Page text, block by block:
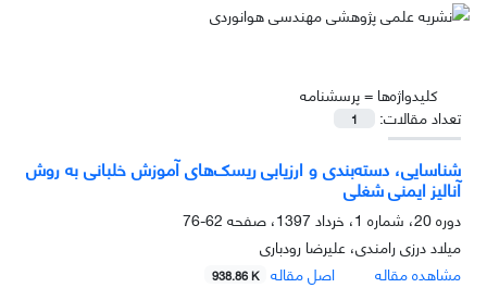
کلیدواژه‌ها =پرسشنامه
تعداد مقالات:
1
شناسایی، دسته‌بندی و ارزیابی ریسک‌های آموزش خلبانی به روش
آنالیز ایمنی شغلی
دوره 20، شماره 1، خرداد 1397، صفحه
62-76
میلاد درزی رامندی، علیرضا رودباری
مشاهده مقاله
اصل مقاله 938.86 K